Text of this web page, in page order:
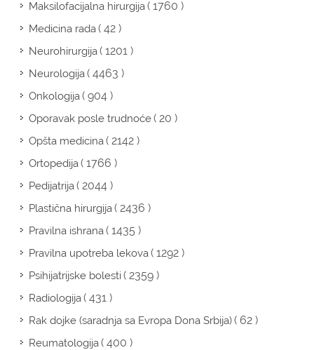
Maksilofacijalna hirurgija( 1760 )
Medicina rada( 42 )
Neurohirurgija( 1201 )
Neurologija( 4463 )
Onkologija( 904 )
Oporavak posle trudnoće( 20 )
Opšta medicina( 2142 )
Ortopedija( 1766 )
Pedijatrija( 2044 )
Plastična hirurgija( 2436 )
Pravilna ishrana( 1435 )
Pravilna upotreba lekova( 1292 )
Psihijatrijske bolesti( 2359 )
Radiologija( 431 )
Rak dojke (saradnja sa Evropa Dona Srbija)( 62 )
Reumatologija( 400 )